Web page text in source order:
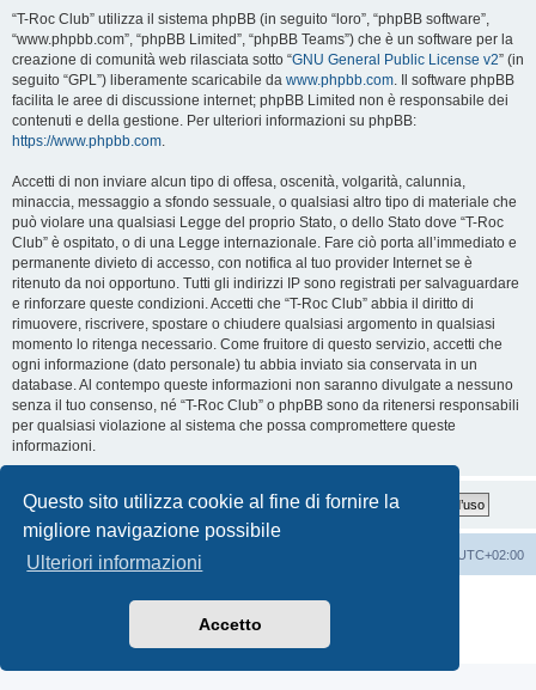
Questo sito utilizza cookie al fine di fornire la
migliore navigazione possibile
Ulteriori informazioni
Accetto
“T-Roc Club” utilizza il sistema phpBB (in seguito “loro”, “phpBB software”,
“www.phpbb.com”, “phpBB Limited”, “phpBB Teams”) che è un software per la
creazione di comunità web rilasciata sotto “GNU General Public License v2” (in
seguito “GPL”) liberamente scaricabile da www.phpbb.com. Il software phpBB
facilita le aree di discussione internet; phpBB Limited non è responsabile dei
contenuti e della gestione. Per ulteriori informazioni su phpBB:
https://www.phpbb.com.
Accetti di non inviare alcun tipo di offesa, oscenità, volgarità, calunnia,
minaccia, messaggio a sfondo sessuale, o qualsiasi altro tipo di materiale che
può violare una qualsiasi Legge del proprio Stato, o dello Stato dove “T-Roc
Club” è ospitato, o di una Legge internazionale. Fare ciò porta all’immediato e
permanente divieto di accesso, con notifica al tuo provider Internet se è
ritenuto da noi opportuno. Tutti gli indirizzi IP sono registrati per salvaguardare
e rinforzare queste condizioni. Accetti che “T-Roc Club” abbia il diritto di
rimuovere, riscrivere, spostare o chiudere qualsiasi argomento in qualsiasi
momento lo ritenga necessario. Come fruitore di questo servizio, accetti che
ogni informazione (dato personale) tu abbia inviato sia conservata in un
database. Al contempo queste informazioni non saranno divulgate a nessuno
senza il tuo consenso, né “T-Roc Club” o phpBB sono da ritenersi responsabili
per qualsiasi violazione al sistema che possa compromettere queste
informazioni.
T-Roc Club T-Roc Club UTC+02:00
Traduzione Italiana